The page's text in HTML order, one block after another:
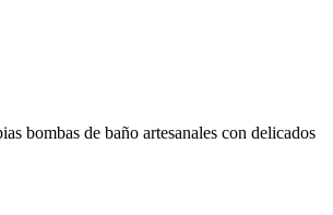
bombas de baño artesanales con delicados